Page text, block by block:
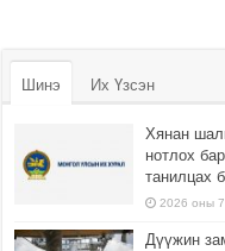
Шинэ Их Үзсэн
Хянан
нотлох
танилцах
2026 оны
Дүүжин